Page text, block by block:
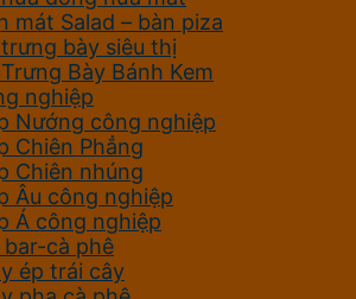
mát Salad – bàn piza
bày siêu thị
Bày Bánh Kem
nghiệp
Nướng công nghiệp
Chiên Phẳng
Chiên nhúng
Âu công nghiệp
Á công nghiệp
cà phê
ép trái cây